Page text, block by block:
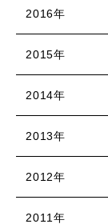
2016年
2015年
2014年
2013年
2012年
2011年